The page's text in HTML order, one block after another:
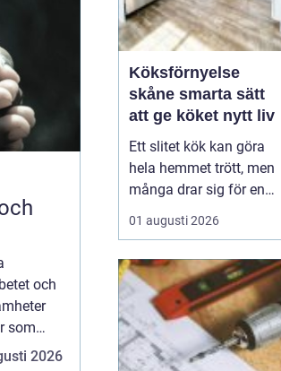
och
som
2026
Köksförnyelse
skåne smarta sätt
att ge köket nytt liv
Ett slitet kök kan göra
hela hemmet trött, men
många drar sig för en
fullständig renovering.
Det tar tid, kostar mycket
ingrepp. Därför väljer allt
fler att satsa på
köksförnyelse i stället
för att riva ut och bygga
nytt. Med rä...
01 augusti 2026